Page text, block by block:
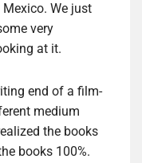
We just
very
at it.
end of a film-
medium
the books
books 100%.